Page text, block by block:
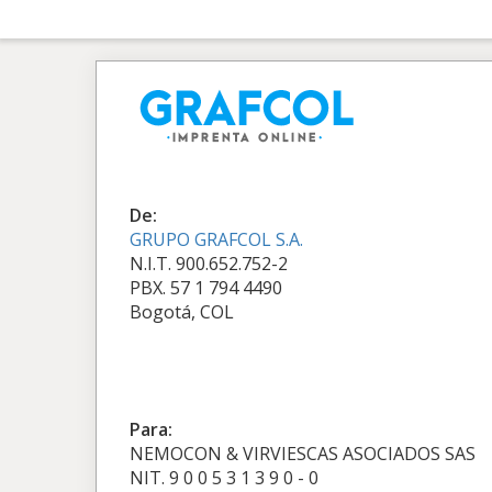
De:
GRUPO GRAFCOL S.A.
N.I.T. 900.652.752-2
PBX. 57 1 794 4490
Bogotá, COL
Para:
NEMOCON & VIRVIESCAS ASOCIADOS SAS
NIT. 9 0 0 5 3 1 3 9 0 - 0